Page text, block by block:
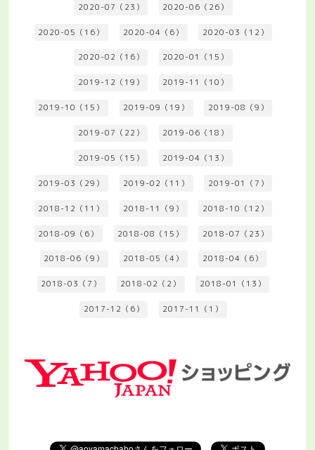
2020-07（23） 2020-06（26）
2020-05（16） 2020-04（6） 2020-03（12）
2020-02（16） 2020-01（15）
2019-12（19） 2019-11（10）
2019-10（15） 2019-09（19） 2019-08（9）
2019-07（22） 2019-06（18）
2019-05（15） 2019-04（13）
2019-03（29） 2019-02（11） 2019-01（7）
2018-12（11） 2018-11（9） 2018-10（12）
2018-09（6） 2018-08（15） 2018-07（23）
2018-06（9） 2018-05（4） 2018-04（6）
2018-03（7） 2018-02（2） 2018-01（13）
2017-12（6） 2017-11（1）